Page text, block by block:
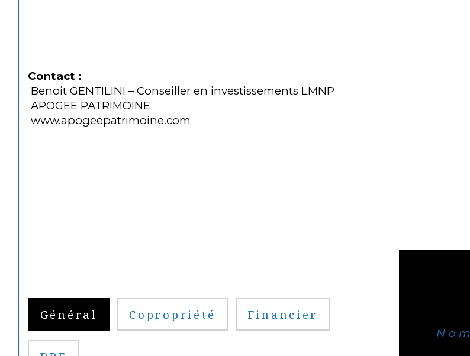
Contact :
Benoit GENTILINI – Conseiller en investissements LMNP
APOGEE PATRIMOINE
www.apogeepatrimoine.com
Général Copropriété Financier